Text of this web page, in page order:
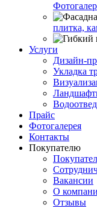
плитка,
Услуги
Дизайн-
Укладка
Прайс
Фотогалерея
Контакты
Покупателю
Вакансии
О
Отзывы